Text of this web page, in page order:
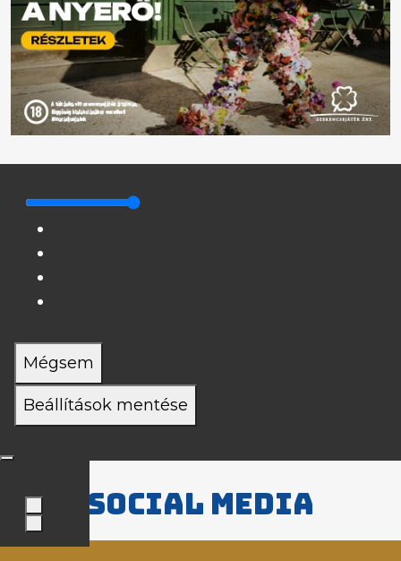
Mégsem
Beállítások mentése
Social media